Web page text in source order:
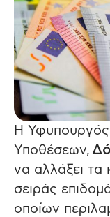
Η Υφυπουργός
Υποθέσεων,
να αλλάξει τα
σειράς
οποίων